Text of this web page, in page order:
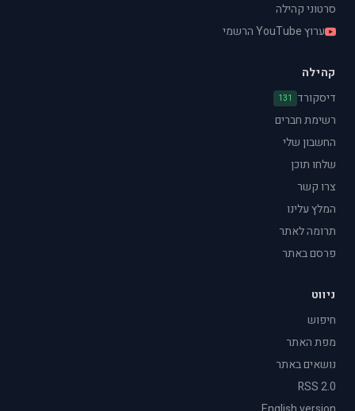
סרטוני קהילה
ערוץ YouTube הרשמי
קהילה
דיסקורד
131
רשימת חברים
החשבון שלי
שלחו תוכן
צרו קשר
המלץ עלינו
תרומה לאתר
פרסם באתר
ניווט
חיפוש
מפת האתר
נושאים באתר
RSS 2.0